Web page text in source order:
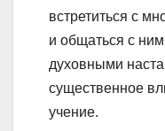
встретиться с
и общаться с
духовными
существенное
учение.